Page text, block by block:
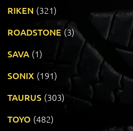
RIKEN (321)
ROADSTONE (3)
SAVA (1)
SONIX (191)
TAURUS (303)
TOYO (482)